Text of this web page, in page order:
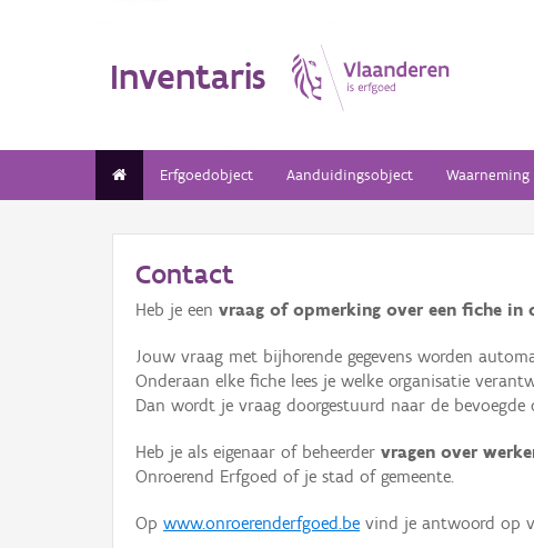
Inventaris
Erfgoedobject Aanduidingsobject Waarneming
Contact
Heb je een vraag of opmerking over een fiche in
Jouw vraag met bijhorende gegevens worden
Onderaan elke fiche lees je welke organisatie
Dan wordt je vraag doorgestuurd naar de
Heb je als eigenaar of beheerder vragen over
Onroerend Erfgoed of je stad of gemeente.
Op www.onroerenderfgoed.be vind je antwoord op